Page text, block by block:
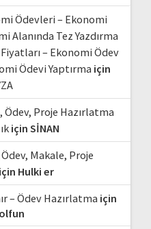
Ödevleri – Ekonomi
Alanında Tez Yazdırma
– Ekonomi Ödev
Ödevi Yaptırma için
Proje Hazırlatma
için SİNAN
Makale, Proje
için Hulki er
– Ödev Hazırlatma için